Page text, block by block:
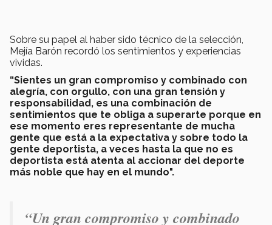
Sobre su papel al haber sido técnico de la selección,
Mejía Barón recordó los sentimientos y experiencias
vividas.
“Sientes un gran compromiso y combinado con
alegría, con orgullo, con una gran tensión y
responsabilidad, es una combinación de
sentimientos que te obliga a superarte porque en
ese momento eres representante de mucha
gente que está a la expectativa y sobre todo la
gente deportista, a veces hasta la que no es
deportista está atenta al accionar del deporte
más noble que hay en el mundo".
“Un gran compromiso y combinado